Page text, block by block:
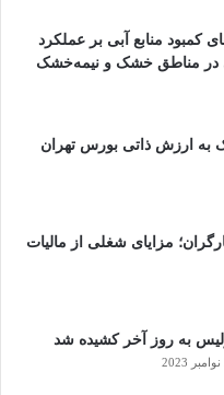
کمبود منابع آبی بر عملکرد
در مناطق خشک و نیمه‌خشک
به ارزش ذاتی بورس تهران
مزایای شغلی از مالیات
به روز آخر کشیده شد